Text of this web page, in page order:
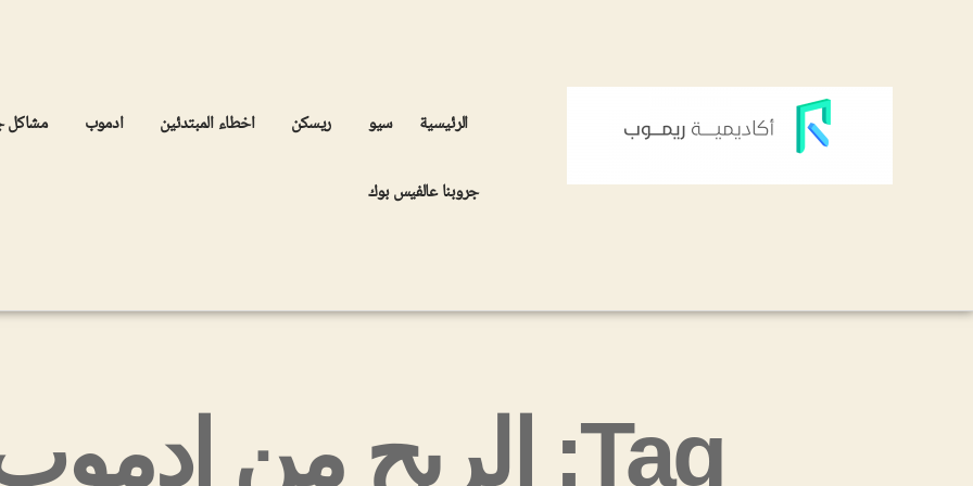
الرئيسية سيو ريسكن اخطاء المبتدئين ادموب مشاكل
جروبنا عالفيس بوك
Tag: الربح من ادموب